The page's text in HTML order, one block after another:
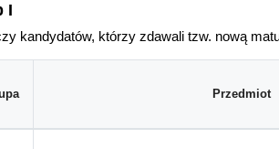
I
kandydatów, którzy zdawali tzw. nową
Przedmiot